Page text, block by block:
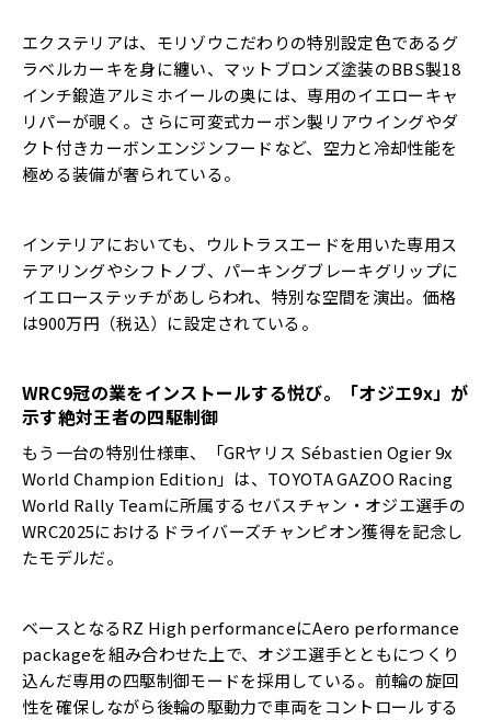
エクステリアは、モリゾウこだわりの特別設定色であるグ
ラベルカーキを身に纏い、マットブロンズ塗装のBBS製18
インチ鍛造アルミホイールの奥には、専用のイエローキャ
リパーが覗く。さらに可変式カーボン製リアウイングやダ
クト付きカーボンエンジンフードなど、空力と冷却性能を
極める装備が奢られている。
インテリアにおいても、ウルトラスエードを用いた専用ス
テアリングやシフトノブ、パーキングブレーキグリップに
イエローステッチがあしらわれ、特別な空間を演出。価格
は900万円（税込）に設定されている。
WRC9冠の業をインストールする悦び。「オジエ9x」が
示す絶対王者の四駆制御
もう一台の特別仕様車、「GRヤリス Sébastien Ogier 9x
World Champion Edition」は、TOYOTA GAZOO Racing
World Rally Teamに所属するセバスチャン・オジエ選手の
WRC2025におけるドライバーズチャンピオン獲得を記念し
たモデルだ。
ベースとなるRZ High performanceにAero performance
packageを組み合わせた上で、オジエ選手とともにつくり
込んだ専用の四駆制御モードを採用している。前輪の旋回
性を確保しながら後輪の駆動力で車両をコントロールする